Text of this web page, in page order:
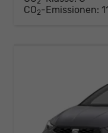
CO2-Emissionen: